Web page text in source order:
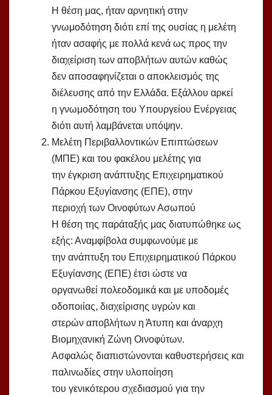
Η θέση μας, ήταν αρνητική στην
γνωμοδότηση διότι επί της ουσίας η μελέτη
ήταν ασαφής με πολλά κενά ως προς την
διαχείριση των αποβλήτων αυτών καθώς
δεν αποσαφηνίζεται ο αποκλεισμός της
διέλευσης από την Ελλάδα. Εξάλλου αρκεί
η γνωμοδότηση του Υπουργείου Ενέργειας
διότι αυτή λαμβάνεται υπόψην.
Μελέτη Περιβαλλοντικών Επιπτώσεων
(ΜΠΕ) και του φακέλου μελέτης για
την έγκριση ανάπτυξης Επιχειρηματικού
Πάρκου Εξυγίανσης (ΕΠΕ), στην
περιοχή των Οινοφύτων Ασωπού
Η θέση της παράταξής μας διατυπώθηκε ως
εξής: Αναμφίβολα συμφωνούμε με
την ανάπτυξη του Επιχειρηματικού Πάρκου
Εξυγίανσης (ΕΠΕ) έτσι ώστε να
οργανωθεί πολεοδομικά και με υποδομές
οδοποιίας, διαχείρισης υγρών και
στερών αποβλήτων η Άτυπη και άναρχη
Βιομηχανική Ζώνη Οινοφύτων.
Ασφαλώς διαπιστώνονται καθυστερήσεις και
παλινωδίες στην υλοποίηση
του γενικότερου σχεδιασμού για την